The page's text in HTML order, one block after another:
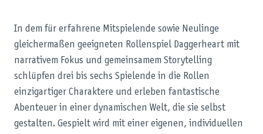
In dem für erfahrene Mitspielende sowie Neulinge
gleichermaßen geeigneten Rollenspiel Daggerheart mit
narrativem Fokus und gemeinsamem Storytelling
schlüpfen drei bis sechs Spielende in die Rollen
einzigartiger Charaktere und erleben fantastische
Abenteuer in einer dynamischen Welt, die sie selbst
gestalten. Gespielt wird mit einer eigenen, individuellen